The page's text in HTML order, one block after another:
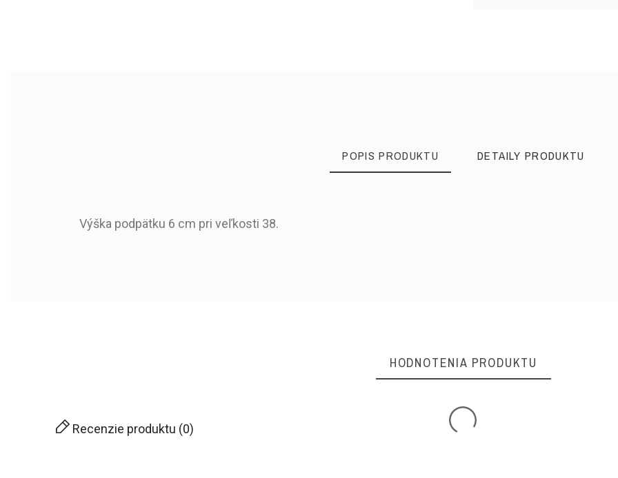
POPIS PRODUKTU DETAILY PRODUKTU
Výška podpätku 6 cm pri veľkosti 38.
Kód produktu:570907
Plná päta
Podšívka
HODNOTENIA PRODUKTU
Recenzie produktu (0)